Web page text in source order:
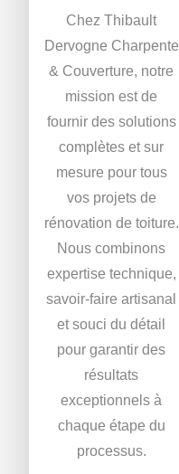
Chez Thibault
Dervogne Charpente
& Couverture, notre
mission est de
fournir des solutions
complètes et sur
mesure pour tous
vos projets de
rénovation de toiture.
Nous combinons
expertise technique,
savoir-faire artisanal
et souci du détail
pour garantir des
résultats
exceptionnels à
chaque étape du
processus.